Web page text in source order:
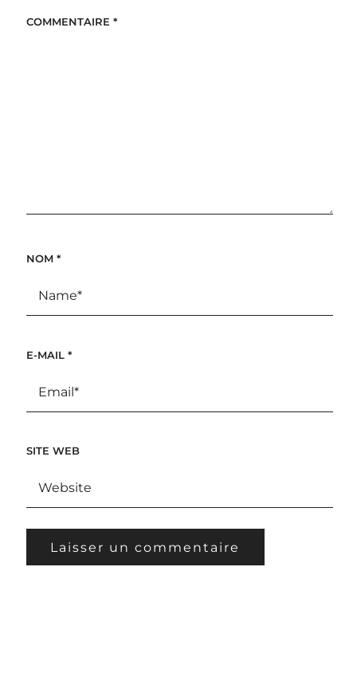
COMMENTAIRE *
NOM *
E-MAIL *
SITE WEB